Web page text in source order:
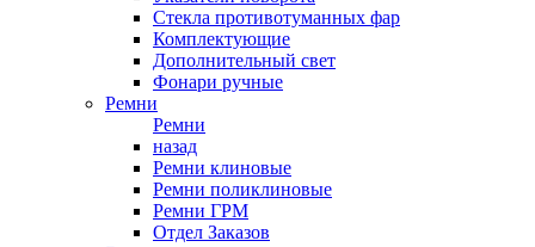
Стекла противотуманных фар
Комплектующие
Дополнительный свет
Фонари ручные
Ремни
Ремни
назад
Ремни клиновые
Ремни поликлиновые
Ремни ГРМ
Отдел Заказов